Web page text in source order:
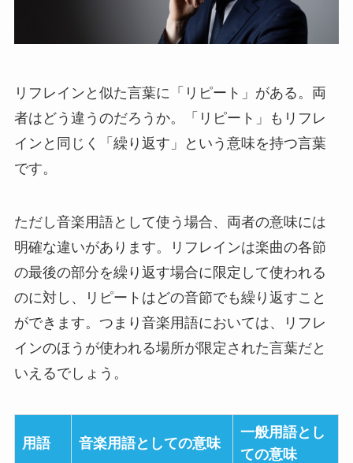
リフレインと似た言葉に「リピート」がある。両
者はどう違うのだろうか。「リピート」もリフレ
インと同じく「繰り返す」という意味を持つ言葉
です。
ただし音楽用語として使う場合、両者の意味には
明確な違いがあります。リフレインは楽曲の各節
の最後の部分を繰り返す場合に限定して使われる
のに対し、リピートはどの音節でも繰り返すこと
ができます。つまり音楽用語においては、リフレ
インのほうが使われる場所が限定された言葉だと
いえるでしょう。
用語 音楽用語としての意味
一般用語とし
ての意味